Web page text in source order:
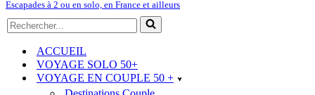
Escapades à 2 ou en solo, en France et ailleurs
Rechercher...
ACCUEIL
VOYAGE SOLO 50+
VOYAGE EN COUPLE 50 +